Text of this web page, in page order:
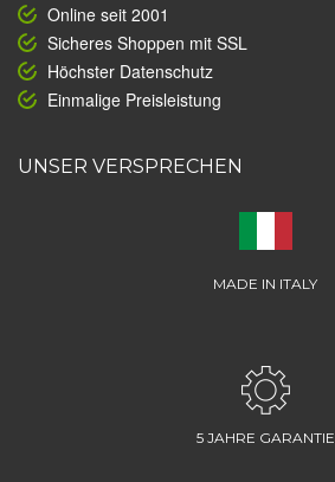
Online seit 2001
Sicheres Shoppen mit SSL
Höchster Datenschutz
Einmalige Preisleistung
UNSER VERSPRECHEN
MADE IN ITALY
5 JAHRE GARANTIE